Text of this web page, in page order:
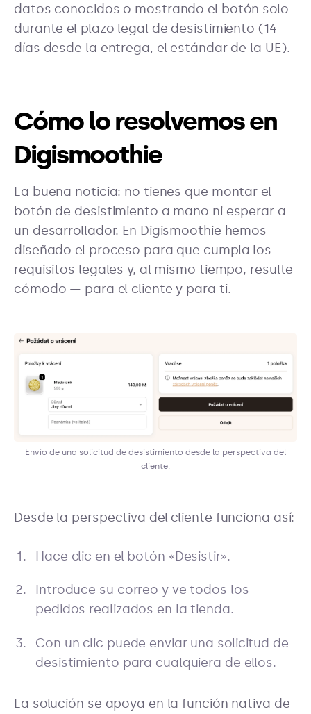
datos conocidos o mostrando el botón solo
durante el plazo legal de desistimiento (14
días desde la entrega, el estándar de la UE).
Cómo lo resolvemos en
Digismoothie
La buena noticia: no tienes que montar el
botón de desistimiento a mano ni esperar a
un desarrollador. En Digismoothie hemos
diseñado el proceso para que cumpla los
requisitos legales y, al mismo tiempo, resulte
cómodo — para el cliente y para ti.
Envío de una solicitud de desistimiento desde la perspectiva del
cliente.
Desde la perspectiva del cliente funciona así:
Hace clic en el botón «Desistir».
Introduce su correo y ve todos los
pedidos realizados en la tienda.
Con un clic puede enviar una solicitud de
desistimiento para cualquiera de ellos.
La solución se apoya en la función nativa de